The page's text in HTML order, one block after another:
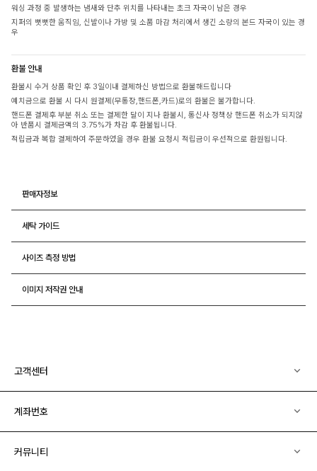
워싱 과정 중 발생하는 냄새와 단추 위치를 나타내는 초크 자국이 남은 경우
지퍼의 뻣뻣한 움직임, 신발이나 가방 및 소품 마감 처리에서 생긴 소량의 본드 자국이 있는 경
우
환불 안내
환불시 수거 상품 확인 후 3일이내 결제하신 방법으로 환불해드립니다
예치금으로 환불 시 다시 원결제(무통장,핸드폰,카드)로의 환불은 불가합니다.
핸드폰 결제후 부분 취소 또는 결제한 달이 지나 환불시, 통신사 정책상 핸드폰 취소가 되지않
아 반품시 결제금액의 3.75%가 차감 후 환불됩니다.
적립금과 복합 결제하여 주문하였을 경우 환불 요청시 적립금이 우선적으로 환원됩니다.
판매자정보
세탁 가이드
사이즈 측정 방법
이미지 저작권 안내
고객센터
계좌번호
커뮤니티